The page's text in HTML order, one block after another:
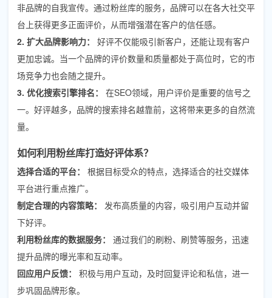
非品牌的自我宣传。通过粉丝库的服务，品牌可以在各大社交平
台上获得更多正面评价，从而增强潜在客户的信任感。
2. 扩大品牌影响力：
好评不仅能吸引新客户，还能让现有客户
更加忠诚。当一个品牌的评价数量和质量都处于高位时，它的市
场竞争力也会随之提升。
3. 优化搜索引擎排名：
在SEO领域，用户评价是重要的信号之
一。好评越多，品牌的搜索排名越靠前，这将带来更多的自然流
量。
如何利用粉丝库打造好评体系？
选择合适的平台：
根据目标受众的特点，选择适合的社交媒体
平台进行重点推广。
制定合理的内容策略：
发布高质量的内容，吸引用户互动并留
下好评。
利用粉丝库的数据服务：
通过我们的刷粉、刷赞等服务，迅速
提升品牌的曝光率和互动率。
回应用户反馈：
积极与用户互动，及时回复评论和私信，进一
步巩固品牌形象。